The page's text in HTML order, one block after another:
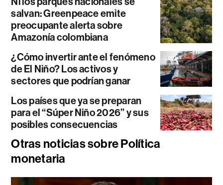
salvan: Greenpeace emite
preocupante alerta sobre
Amazonía colombiana
¿Cómo invertir ante el fenómeno
de El Niño? Los activos y
sectores que podrían ganar
Los países que ya se preparan
para el “Súper Niño 2026” y sus
posibles consecuencias
Otras noticias sobre Política
monetaria